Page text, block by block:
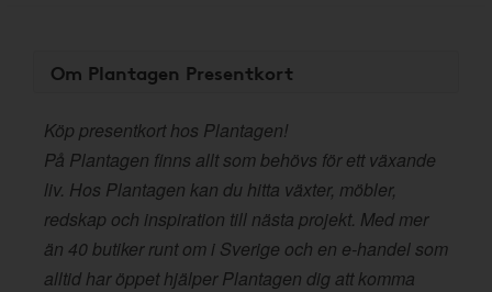
Om Plantagen Presentkort
Köp presentkort hos Plantagen!
På Plantagen finns allt som behövs för ett växande
liv. Hos Plantagen kan du hitta växter, möbler,
redskap och inspiration till nästa projekt. Med mer
än 40 butiker runt om i Sverige och en e-handel som
alltid har öppet hjälper Plantagen dig att komma